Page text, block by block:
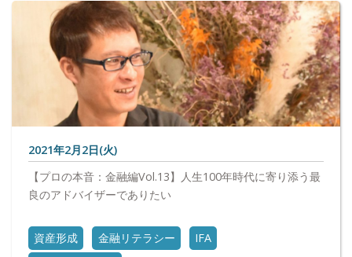
2021年2月2日(火)
【プロの本音：金融編Vol.13】人生100年時代に寄り添う最
良のアドバイザーでありたい
資産形成 金融リテラシー
IFA